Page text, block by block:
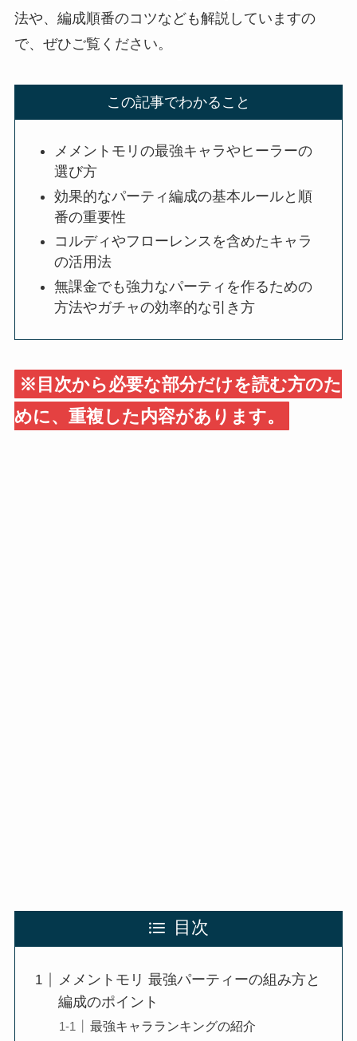
法や、編成順番のコツなども解説していますの
で、ぜひご覧ください。
この記事でわかること
メメントモリの最強キャラやヒーラーの
選び方
効果的なパーティ編成の基本ルールと順
番の重要性
コルディやフローレンスを含めたキャラ
の活用法
無課金でも強力なパーティを作るための
方法やガチャの効率的な引き方
※目次から必要な部分だけを読む方のた
めに、重複した内容があります。
目次
メメントモリ 最強パーティーの組み方と
編成のポイント
最強キャラランキングの紹介